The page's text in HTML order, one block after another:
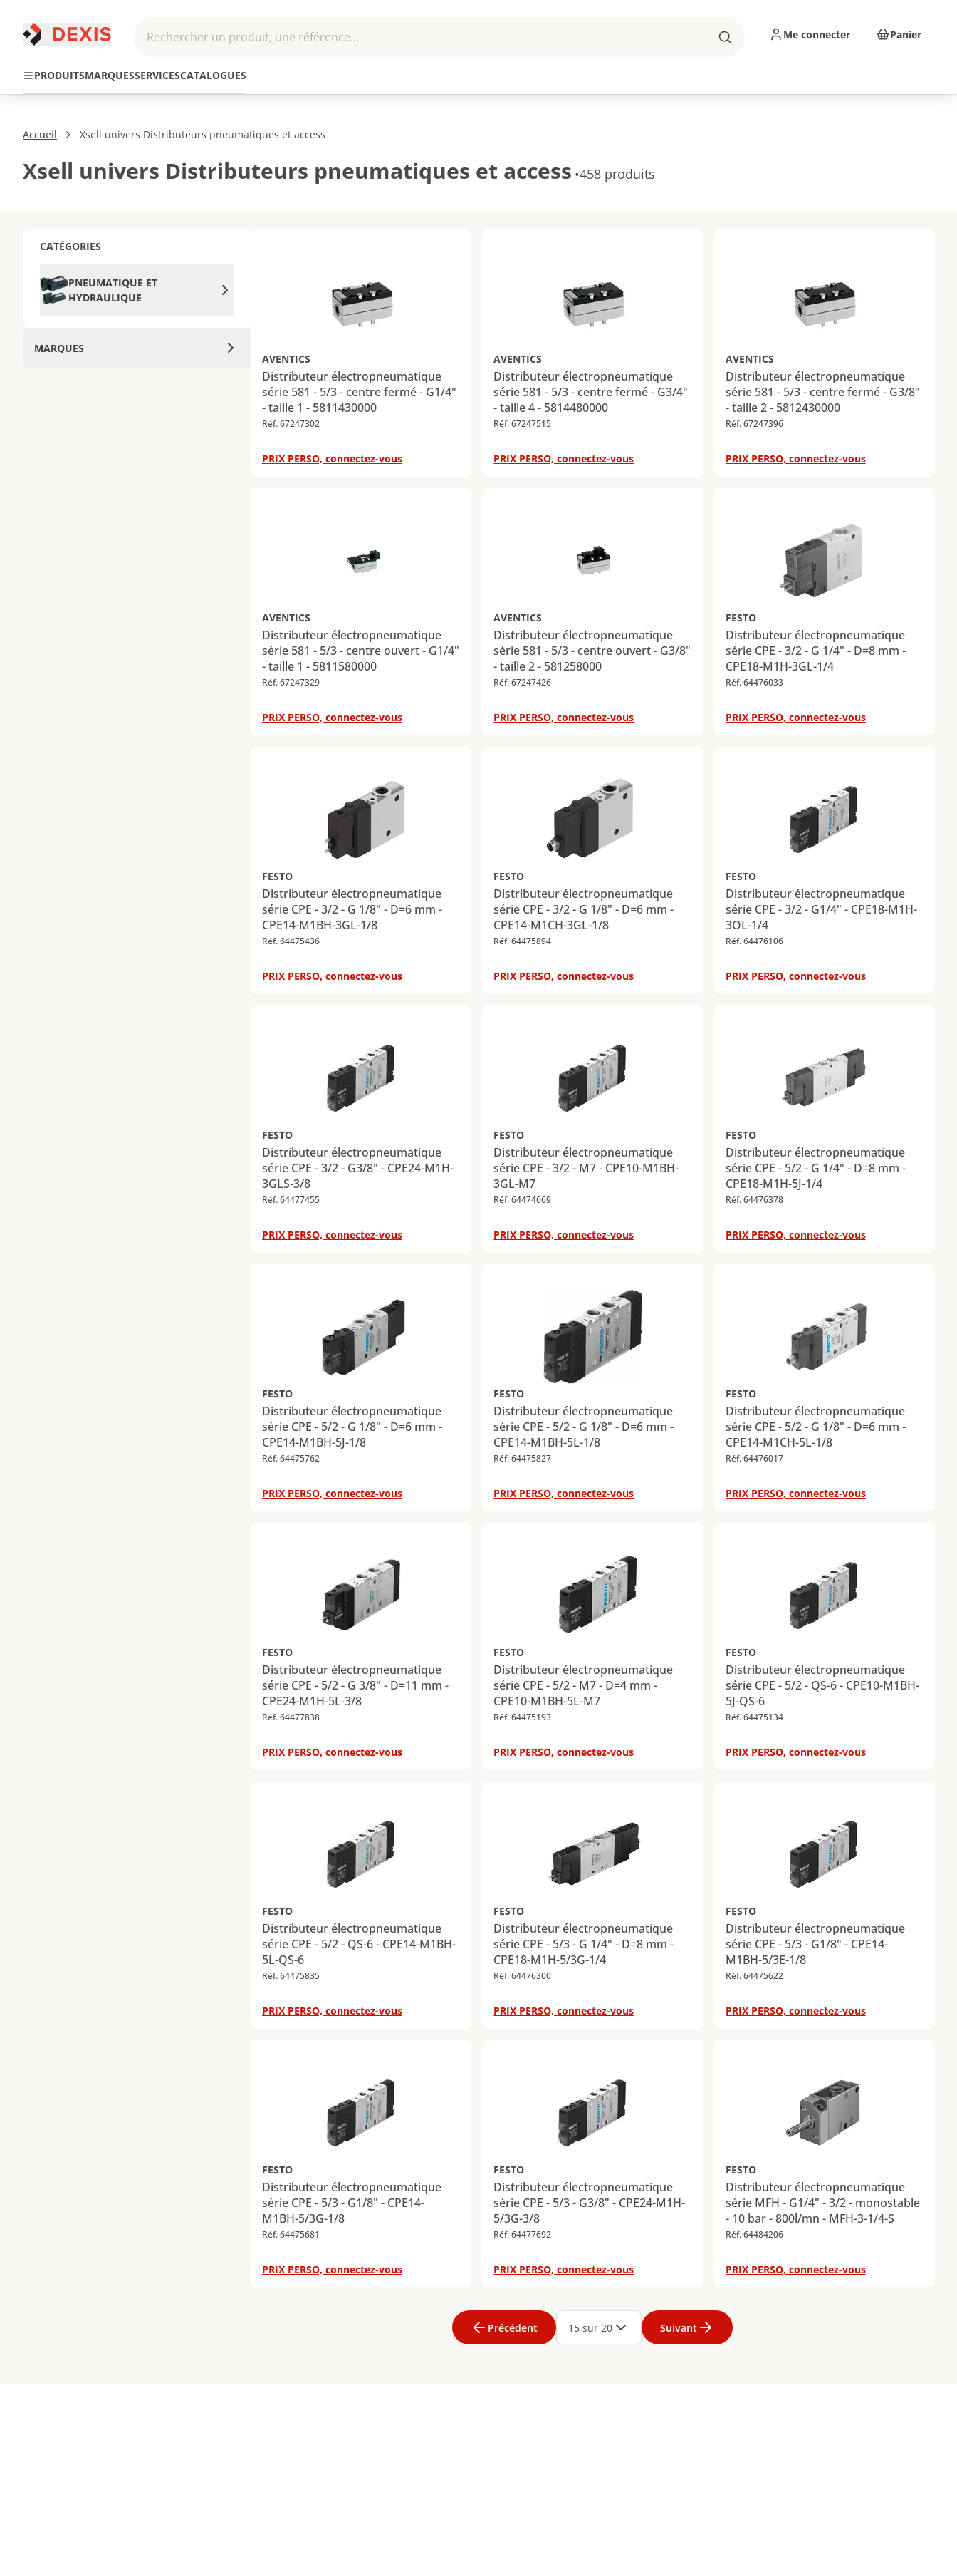
Rechercher un produit, une référence... Rechercher
Me connecter Panier
PRODUITSMARQUESSERVICESCATALOGUES
Transmission
Hydraulique
Accueil Xsell univers Distributeurs pneumatiques et access
Xsell univers Distributeurs pneumatiques et access •458 produits
CATÉGORIES
PNEUMATIQUE ET
HYDRAULIQUE
MARQUES
AVENTICS
Distributeur électropneumatique
série 581 - 5/3 - centre fermé - G1/4"
- taille 1 - 5811430000
Réf. 67247302
PRIX PERSO, connectez-vous
AVENTICS
Distributeur électropneumatique
série 581 - 5/3 - centre fermé - G3/4"
- taille 4 - 5814480000
Réf. 67247515
PRIX PERSO, connectez-vous
AVENTICS
Distributeur électropneumatique
série 581 - 5/3 - centre fermé - G3/8"
- taille 2 - 5812430000
Réf. 67247396
PRIX PERSO, connectez-vous
AVENTICS
Distributeur électropneumatique
série 581 - 5/3 - centre ouvert - G1/4"
- taille 1 - 5811580000
Réf. 67247329
PRIX PERSO, connectez-vous
AVENTICS
Distributeur électropneumatique
série 581 - 5/3 - centre ouvert - G3/8"
- taille 2 - 581258000
Réf. 67247426
PRIX PERSO, connectez-vous
FESTO
Distributeur électropneumatique
série CPE - 3/2 - G 1/4" - D=8 mm -
CPE18-M1H-3GL-1/4
Réf. 64476033
PRIX PERSO, connectez-vous
FESTO
Distributeur électropneumatique
série CPE - 3/2 - G 1/8" - D=6 mm -
CPE14-M1BH-3GL-1/8
Réf. 64475436
PRIX PERSO, connectez-vous
FESTO
Distributeur électropneumatique
série CPE - 3/2 - G 1/8" - D=6 mm -
CPE14-M1CH-3GL-1/8
Réf. 64475894
PRIX PERSO, connectez-vous
FESTO
Distributeur électropneumatique
série CPE - 3/2 - G1/4" - CPE18-M1H-
3OL-1/4
Réf. 64476106
PRIX PERSO, connectez-vous
FESTO
Distributeur électropneumatique
série CPE - 3/2 - G3/8" - CPE24-M1H-
3GLS-3/8
Réf. 64477455
PRIX PERSO, connectez-vous
FESTO
Distributeur électropneumatique
série CPE - 3/2 - M7 - CPE10-M1BH-
3GL-M7
Réf. 64474669
PRIX PERSO, connectez-vous
FESTO
Distributeur électropneumatique
série CPE - 5/2 - G 1/4" - D=8 mm -
CPE18-M1H-5J-1/4
Réf. 64476378
PRIX PERSO, connectez-vous
FESTO
Distributeur électropneumatique
série CPE - 5/2 - G 1/8" - D=6 mm -
CPE14-M1BH-5J-1/8
Réf. 64475762
PRIX PERSO, connectez-vous
FESTO
Distributeur électropneumatique
série CPE - 5/2 - G 1/8" - D=6 mm -
CPE14-M1BH-5L-1/8
Réf. 64475827
PRIX PERSO, connectez-vous
FESTO
Distributeur électropneumatique
série CPE - 5/2 - G 1/8" - D=6 mm -
CPE14-M1CH-5L-1/8
Réf. 64476017
PRIX PERSO, connectez-vous
FESTO
Distributeur électropneumatique
série CPE - 5/2 - G 3/8" - D=11 mm -
CPE24-M1H-5L-3/8
Réf. 64477838
PRIX PERSO, connectez-vous
FESTO
Distributeur électropneumatique
série CPE - 5/2 - M7 - D=4 mm -
CPE10-M1BH-5L-M7
Réf. 64475193
PRIX PERSO, connectez-vous
FESTO
Distributeur électropneumatique
série CPE - 5/2 - QS-6 - CPE10-M1BH-
5J-QS-6
Réf. 64475134
PRIX PERSO, connectez-vous
FESTO
Distributeur électropneumatique
série CPE - 5/2 - QS-6 - CPE14-M1BH-
5L-QS-6
Réf. 64475835
PRIX PERSO, connectez-vous
FESTO
Distributeur électropneumatique
série CPE - 5/3 - G 1/4" - D=8 mm -
CPE18-M1H-5/3G-1/4
Réf. 64476300
PRIX PERSO, connectez-vous
FESTO
Distributeur électropneumatique
série CPE - 5/3 - G1/8" - CPE14-
M1BH-5/3E-1/8
Réf. 64475622
PRIX PERSO, connectez-vous
FESTO
Distributeur électropneumatique
série CPE - 5/3 - G1/8" - CPE14-
M1BH-5/3G-1/8
Réf. 64475681
PRIX PERSO, connectez-vous
FESTO
Distributeur électropneumatique
série CPE - 5/3 - G3/8" - CPE24-M1H-
5/3G-3/8
Réf. 64477692
PRIX PERSO, connectez-vous
FESTO
Distributeur électropneumatique
série MFH - G1/4" - 3/2 - monostable
- 10 bar - 800l/mn - MFH-3-1/4-S
Réf. 64484206
PRIX PERSO, connectez-vous
Précédent 15 sur 20 Suivant